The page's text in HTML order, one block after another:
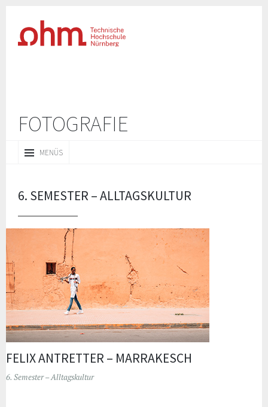
FOTOGRAFIE
MENÜS
INHALT
6. SEMESTER – ALLTAGSKULTUR
FELIX ANTRETTER – MARRAKESCH
6. Semester – Alltagskultur